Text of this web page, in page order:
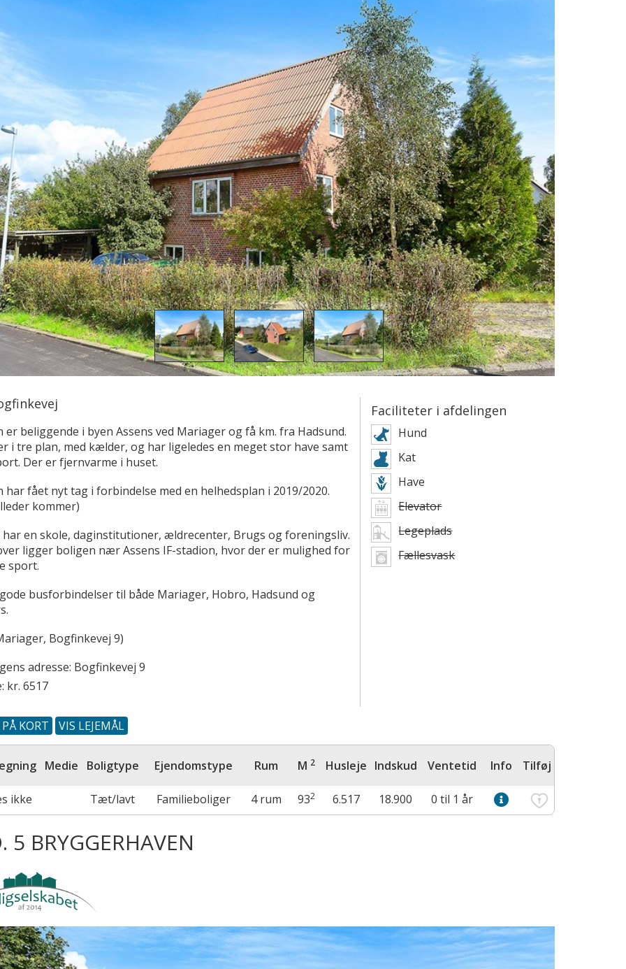
er beliggende i byen Assens ved Mariager og få km. fra Hadsund.
i tre plan, med kælder, og har ligeledes en meget stor have samt
Der er fjernvarme i huset.
har fået nyt tag i forbindelse med en helhedsplan i 2019/2020.
kommer)
har en skole, daginstitutioner, ældrecenter, Brugs og foreningsliv.
ligger boligen nær Assens IF-stadion, hvor der er mulighed for
sport.
busforbindelser til både Mariager, Hobro, Hadsund og
Bogfinkevej 9)
adresse: Bogfinkevej 9
kr. 6517
Faciliteter i afdelingen
Hund
Kat
Have
Elevator
Legeplads
Fællesvask
KORT VIS LEJEMÅL
Medie Boligtype Ejendomstype Rum M 2 Husleje Indskud Ventetid Info Tilføj
ikke Tæt/lavt Familieboliger 4 rum 932 6.517 18.900 0 til 1 år
5 BRYGGERHAVEN